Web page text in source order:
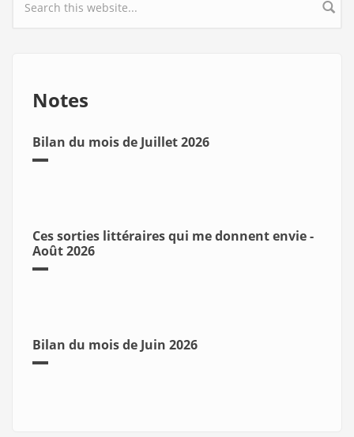
Search form
Notes
Bilan du mois de Juillet 2026
Ces sorties littéraires qui me donnent envie -
Août 2026
Bilan du mois de Juin 2026